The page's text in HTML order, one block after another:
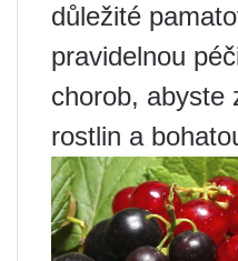
důležité
pravidelnou
chorob, abyste
rostlin a